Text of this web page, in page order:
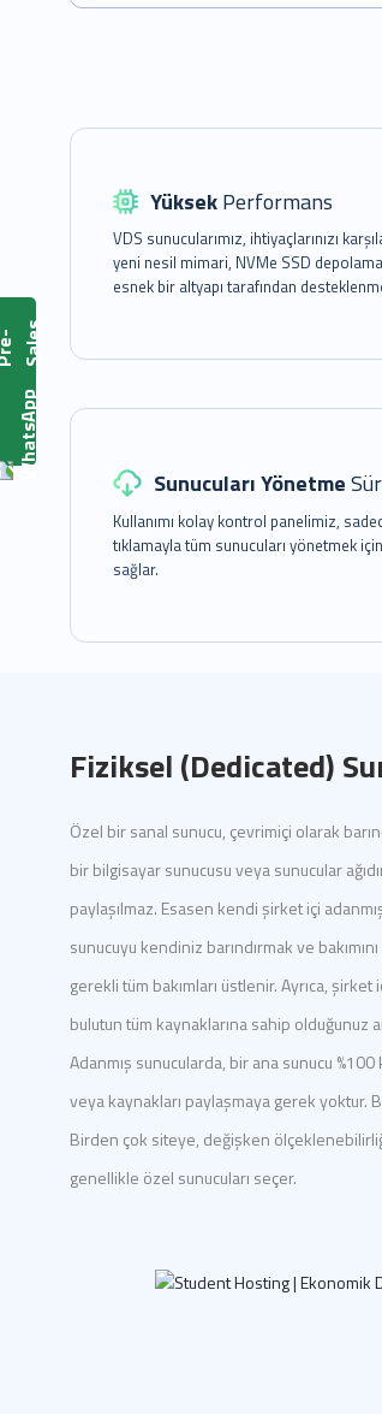
s
YüksekPerformans
VDS sunucularımız, ihtiyaçlarınızı
yeni nesil mimari, NVMe SSD
esnek bir altyapı tarafından
Sunucuları Yönetme
Kullanımı kolay kontrol panelimiz,
tıklamayla tüm sunucuları yönetmek
sağlar.
Fiziksel (Dedicated)
Özel bir sanal sunucu, çevrimiçi olarak
bir bilgisayar sunucusu veya sunucular
paylaşılmaz. Esasen kendi şirket içi
sunucuyu kendiniz barındırmak ve
gerekli tüm bakımları üstlenir. Ayrıca,
bulutun tüm kaynaklarına sahip olduğunuz
Adanmış sunucularda, bir ana sunucu
veya kaynakları paylaşmaya gerek yoktur.
Birden çok siteye, değişken
genellikle özel sunucuları seçer.